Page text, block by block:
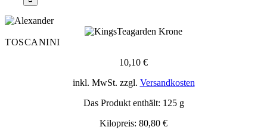
TOSCANINI
10,10 €
inkl. MwSt. zzgl. Versandkosten
Das Produkt enthält: 125 g
Kilopreis: 80,80 €